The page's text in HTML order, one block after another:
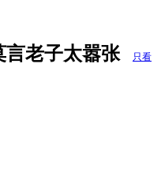
言老子太嚣张 只看